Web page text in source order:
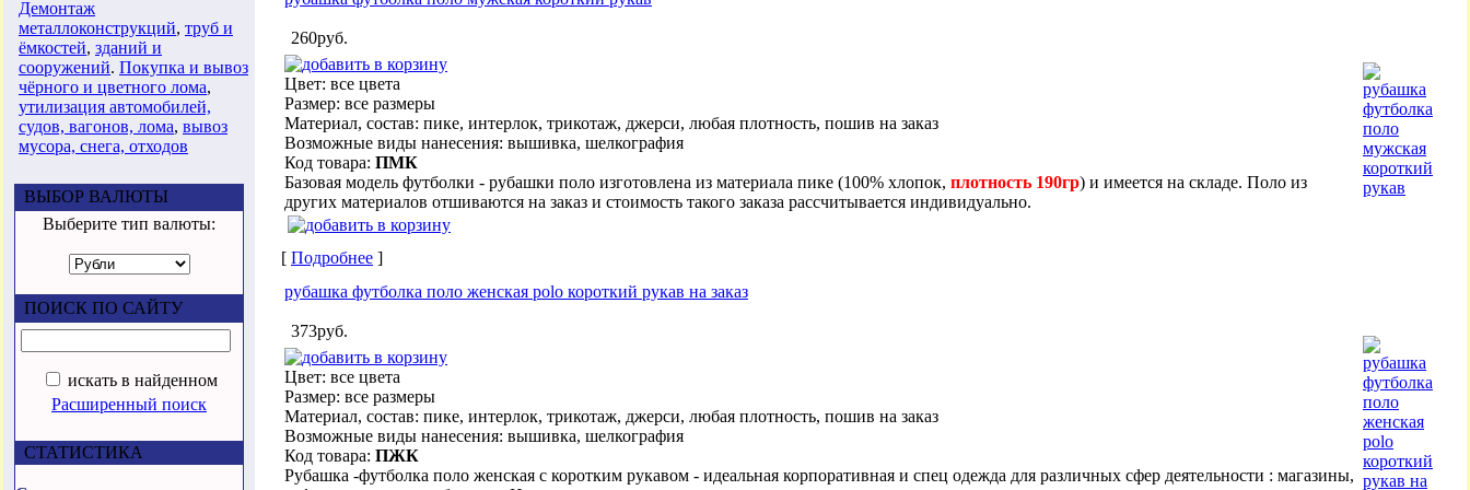
Демонтаж
металлоконструкций, труб и
ёмкостей, зданий и
сооружений. Покупка и вывоз
чёрного и цветного лома,
утилизация автомобилей,
судов, вагонов, лома, вывоз
мусора, снега, отходов
ВЫБОР ВАЛЮТЫ
Выберите тип валюты:
ПОИСК ПО САЙТУ
искать в найденном
Расширенный поиск
СТАТИСТИКА
260руб.
Цвет: все цвета
Размер: все размеры
Материал, состав: пике, интерлок, трикотаж, джерси, любая плотность, пошив на заказ
Возможные виды нанесения: вышивка, шелкография
Код товара: ПМК
Базовая модель футболки - рубашки поло изготовлена из материала пике (100% хлопок, плотность 190гр) и имеется на складе. Поло из
других материалов отшиваются на заказ и стоимость такого заказа рассчитывается индивидуально.
[ Подробнее ]
рубашка футболка поло женская polo короткий рукав на заказ
373руб.
Цвет: все цвета
Размер: все размеры
Материал, состав: пике, интерлок, трикотаж, джерси, любая плотность, пошив на заказ
Возможные виды нанесения: вышивка, шелкография
Код товара: ПЖК
Рубашка -футболка поло женская с коротким рукавом - идеальная корпоративная и спец одежда для различных сфер деятельности : магазины,